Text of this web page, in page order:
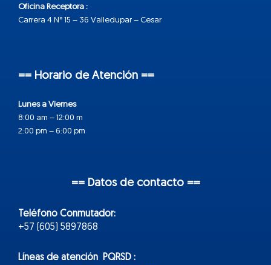
Oficina Receptora :
Carrera 4 N° 15 – 36 Valledupar – Cesar
== Horario de Atención ==
Lunes a Viernes
8:00 am – 12:00 m
2:00 pm – 6:00 pm
== Datos de contacto ==
Teléfono Conmutador:
+57 (605) 5897868
Líneas de atención PQRSD :